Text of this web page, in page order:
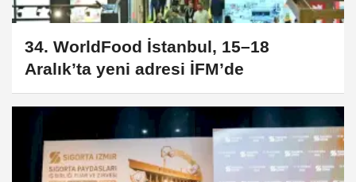
34. WorldFood İstanbul, 15–18
Aralık’ta yeni adresi İFM’de